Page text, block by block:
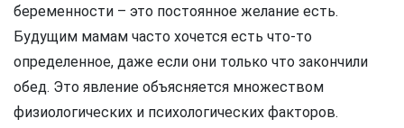
беременности – это постоянное желание есть.
Будущим мамам часто хочется есть что-то
определенное, даже если они только что закончили
обед. Это явление объясняется множеством
физиологических и психологических факторов.